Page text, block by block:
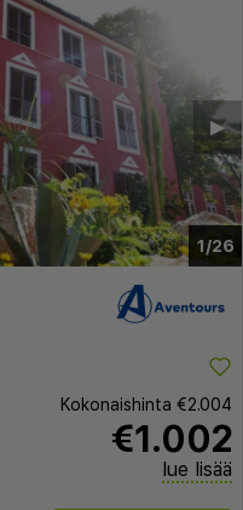
1/26
▶︎
Kokonaishinta €2.004
€1.002
lue lisää